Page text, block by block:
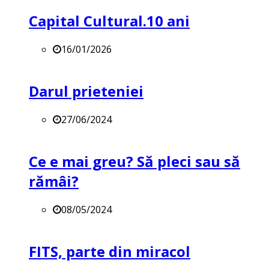
Capital Cultural.10 ani
16/01/2026
Darul prieteniei
27/06/2024
Ce e mai greu? Să pleci sau să
rămâi?
08/05/2024
FITS, parte din miracol